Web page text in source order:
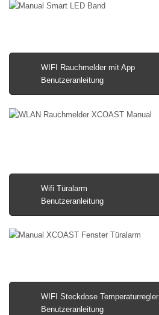
WIFI Rauchmelder mit App
Benutzeranleitung
Wifi Türalarm
Benutzeranleitung
WIFI Steckdose Temperaturregler
Benutzeranleitung